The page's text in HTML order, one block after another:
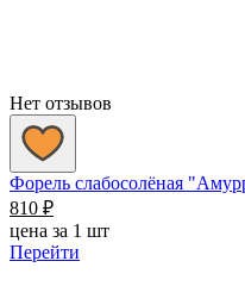
Нет отзывов
Форель слабосолёная
810 ₽
цена за 1 шт
Перейти